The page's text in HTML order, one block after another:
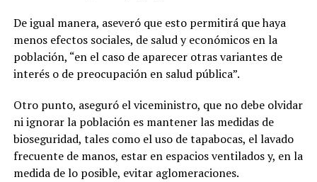
De igual manera, aseveró que esto permitirá que haya
menos efectos sociales, de salud y económicos en la
población, “en el caso de aparecer otras variantes de
interés o de preocupación en salud pública”.
Otro punto, aseguró el viceministro, que no debe olvidar
ni ignorar la población es mantener las medidas de
bioseguridad, tales como el uso de tapabocas, el lavado
frecuente de manos, estar en espacios ventilados y, en la
medida de lo posible, evitar aglomeraciones.